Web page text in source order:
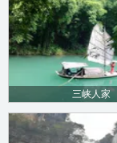
三峡人家